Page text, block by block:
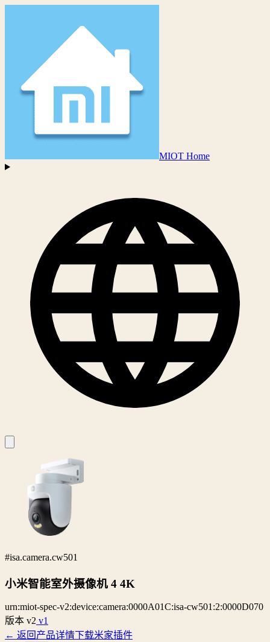
MIOT Home
#isa.camera.cw501
小米智能室外摄像机 4 4K
urn:miot-spec-v2:device:camera:0000A01C:isa-cw501:2:0000D070
版本 v2 v1
← 返回产品详情下载米家插件